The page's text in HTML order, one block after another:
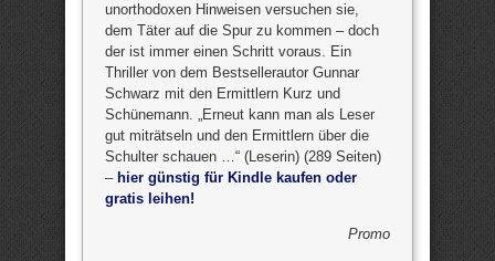
unorthodoxen Hinweisen versuchen sie,
dem Täter auf die Spur zu kommen – doch
der ist immer einen Schritt voraus. Ein
Thriller von dem Bestsellerautor Gunnar
Schwarz mit den Ermittlern Kurz und
Schünemann. „Erneut kann man als Leser
gut miträtseln und den Ermittlern über die
Schulter schauen …“ (Leserin) (289 Seiten)
– hier günstig für Kindle kaufen oder
gratis leihen!
Promo